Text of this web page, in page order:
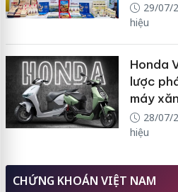
29/07/
hiệu
Honda
lược
máy
28/07/
hiệu
CHỨNG KHOÁN VIỆT NAM